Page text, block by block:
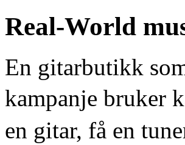
Real-World
En gitarbutikk
kampanje bruker
en gitar, få en